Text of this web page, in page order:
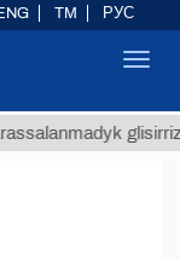
TM РУС